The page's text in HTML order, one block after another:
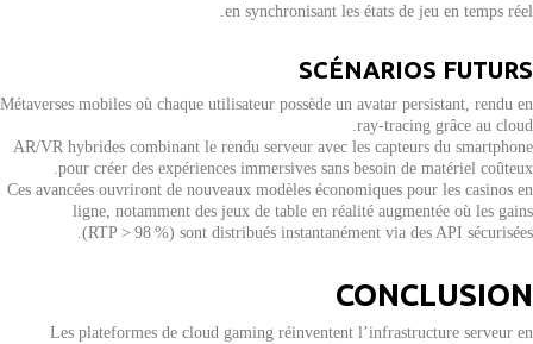
en synchronisant les états de jeu en temps réel.
SCÉNARIOS FUTURS
Métaverses mobiles où chaque utilisateur possède un avatar persistant, rendu en
ray‑tracing grâce au cloud.
AR/VR hybrides combinant le rendu serveur avec les capteurs du smartphone
pour créer des expériences immersives sans besoin de matériel coûteux.
Ces avancées ouvriront de nouveaux modèles économiques pour les casinos en
ligne, notamment des jeux de table en réalité augmentée où les gains
(RTP > 98 %) sont distribués instantanément via des API sécurisées.
CONCLUSION
Les plateformes de cloud gaming réinventent l’infrastructure serveur en